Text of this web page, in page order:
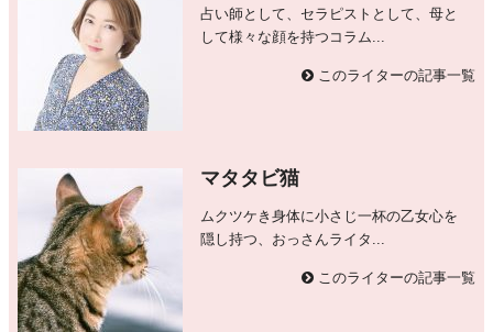
占い師として、セラピストとして、母と
して様々な顔を持つコラム...
このライターの記事一覧
マタタビ猫
ムクツケき身体に小さじ一杯の乙女心を
隠し持つ、おっさんライタ...
このライターの記事一覧